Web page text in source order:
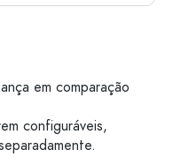
em comparação
configuráveis,